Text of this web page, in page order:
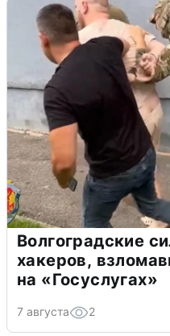
Волгоградские
хакеров,
на «Госуслугах»
7 августа 2